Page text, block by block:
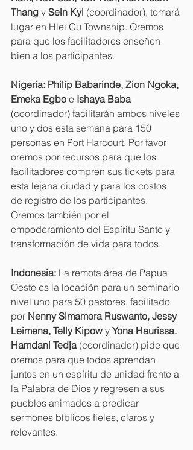
Thang y Sein Kyi (coordinador), tomará
lugar en Hlei Gu Township. Oremos
para que los facilitadores enseñen
bien a los participantes.
Nigeria: Philip Babarinde, Zion Ngoka,
Emeka Egbo e Ishaya Baba
(coordinador) facilitarán ambos niveles
uno y dos esta semana para 150
personas en Port Harcourt. Por favor
oremos por recursos para que los
facilitadores compren sus tickets para
esta lejana ciudad y para los costos
de registro de los participantes.
Oremos también por el
empoderamiento del Espíritu Santo y
transformación de vida para todos.
Indonesia: La remota área de Papua
Oeste es la locación para un seminario
nivel uno para 50 pastores, facilitado
por Nenny Simamora Ruswanto, Jessy
Leimena, Telly Kipow y Yona Haurissa.
Hamdani Tedja (coordinador) pide que
oremos para que todos aprendan
juntos en un espíritu de unidad frente a
la Palabra de Dios y regresen a sus
pueblos animados a predicar
sermones bíblicos fieles, claros y
relevantes.